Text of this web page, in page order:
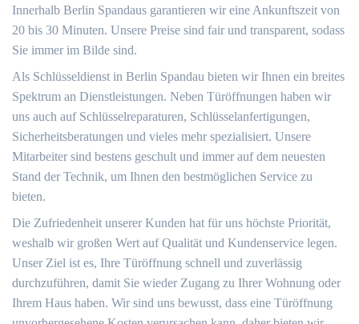
Innerhalb Berlin Spandaus garantieren wir eine Ankunftszeit von
20 bis 30 Minuten. Unsere Preise sind fair und transparent, sodass
Sie immer im Bilde sind.
Als Schlüsseldienst in Berlin Spandau bieten wir Ihnen ein breites
Spektrum an Dienstleistungen. Neben Türöffnungen haben wir
uns auch auf Schlüsselreparaturen, Schlüsselanfertigungen,
Sicherheitsberatungen und vieles mehr spezialisiert. Unsere
Mitarbeiter sind bestens geschult und immer auf dem neuesten
Stand der Technik, um Ihnen den bestmöglichen Service zu
bieten.
Die Zufriedenheit unserer Kunden hat für uns höchste Priorität,
weshalb wir großen Wert auf Qualität und Kundenservice legen.
Unser Ziel ist es, Ihre Türöffnung schnell und zuverlässig
durchzuführen, damit Sie wieder Zugang zu Ihrer Wohnung oder
Ihrem Haus haben. Wir sind uns bewusst, dass eine Türöffnung